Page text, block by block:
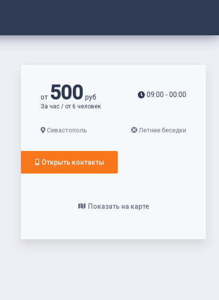
от 500руб
За час / от 6 человек
09:00 - 00:00
Севастополь Летние беседки
Открыть контакты
Показать на карте